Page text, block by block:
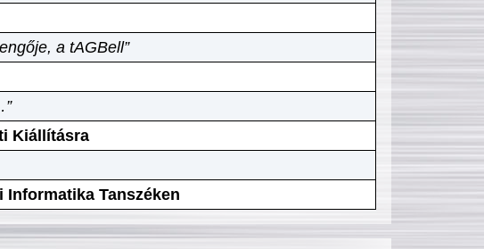
a tAGBell”
Kiállításra
Informatika Tanszéken